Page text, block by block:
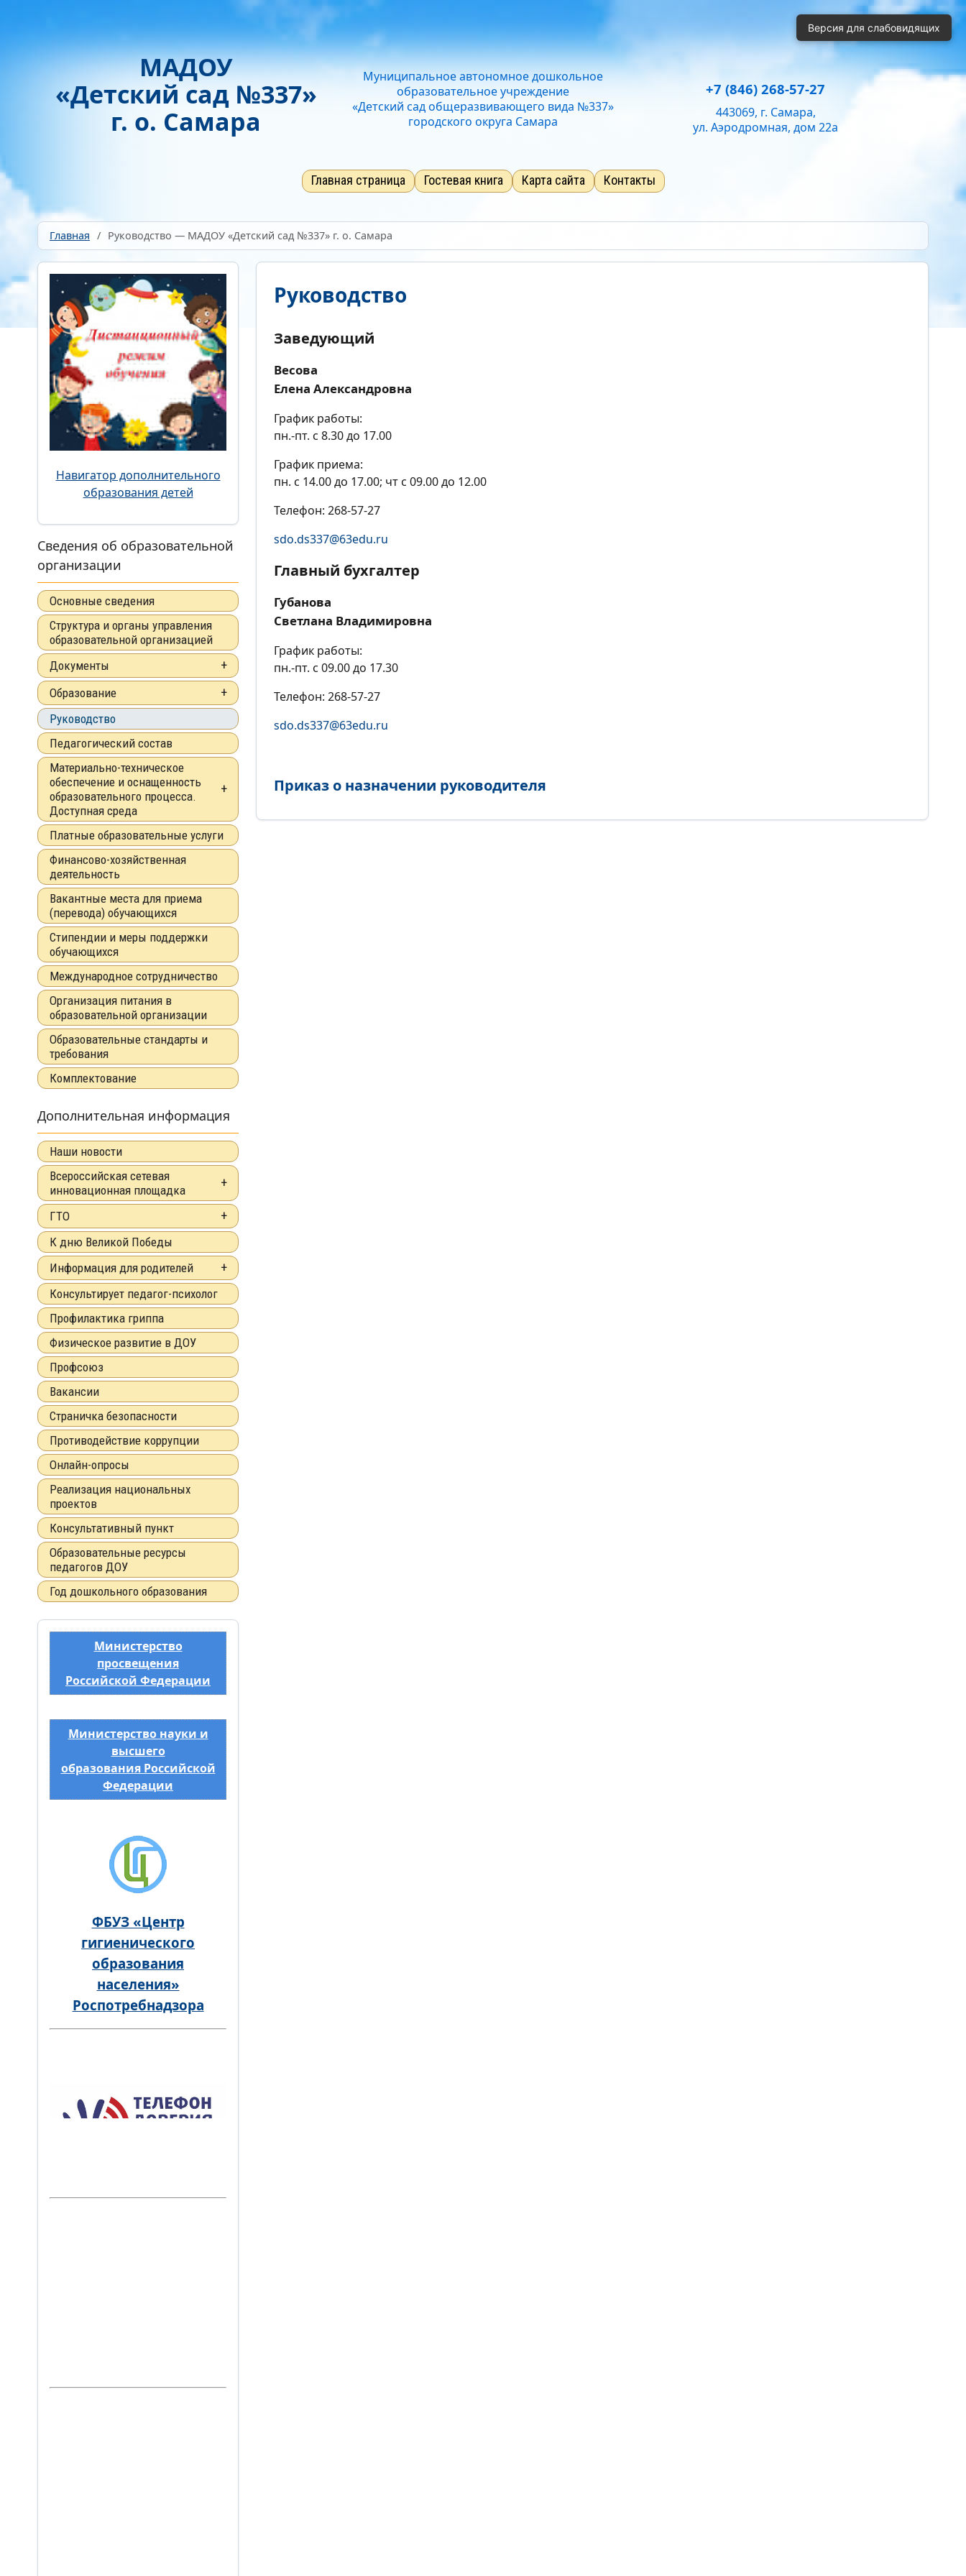
МАДОУ
«Детский сад №337»
г. о. Самара
Муниципальное автономное дошкольное
образовательное учреждение
«Детский сад общеразвивающего вида №337»
городского округа Самара
+7 (846) 268-57-27
443069, г. Самара,
ул. Аэродромная, дом 22а
Главная страница Гостевая книга Карта сайта Контакты
Главная / Руководство — МАДОУ «Детский сад №337» г. о. Самара
Навигатор дополнительного
образования детей
Сведения об образовательной
организации
Основные сведения
Структура и органы управления
образовательной организацией
Документы
Образование
Руководство
Педагогический состав
Материально-техническое
обеспечение и оснащенность
образовательного процесса.
Доступная среда
Платные образовательные услуги
Финансово-хозяйственная
деятельность
Вакантные места для приема
(перевода) обучающихся
Стипендии и меры поддержки
обучающихся
Международное сотрудничество
Организация питания в
образовательной организации
Образовательные стандарты и
требования
Комплектование
Дополнительная информация
Наши новости
Всероссийская сетевая
инновационная площадка
ГТО
К дню Великой Победы
Информация для родителей
Консультирует педагог-психолог
Профилактика гриппа
Физическое развитие в ДОУ
Профсоюз
Вакансии
Страничка безопасности
Противодействие коррупции
Онлайн-опросы
Реализация национальных
проектов
Консультативный пункт
Образовательные ресурсы
педагогов ДОУ
Год дошкольного образования
Министерство
просвещения
Российской Федерации
Министерство науки и
высшего
образования Российской
Федерации
ФБУЗ «Центр
гигиенического
образования
населения»
Роспотребнадзора
Руководство
Заведующий
Весова
Елена Александровна
График работы:
пн.-пт. с 8.30 до 17.00
График приема:
пн. с 14.00 до 17.00; чт с 09.00 до 12.00
Телефон: 268-57-27
sdo.ds337@63edu.ru
Главный бухгалтер
Губанова
Светлана Владимировна
График работы:
пн.-пт. с 09.00 до 17.30
Телефон: 268-57-27
sdo.ds337@63edu.ru
Приказ о назначении руководителя
Версия для слабовидящих
Полуторный Двойной
С засечками